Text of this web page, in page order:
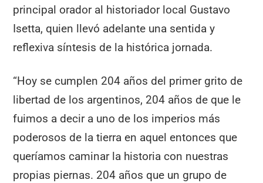
principal orador al historiador local Gustavo
Isetta, quien llevó adelante una sentida y
reflexiva síntesis de la histórica jornada.
“Hoy se cumplen 204 años del primer grito de
libertad de los argentinos, 204 años de que le
fuimos a decir a uno de los imperios más
poderosos de la tierra en aquel entonces que
queríamos caminar la historia con nuestras
propias piernas. 204 años que un grupo de